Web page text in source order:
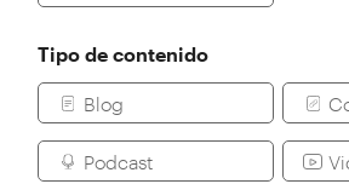
Tipo de contenido
Blog
Podcast